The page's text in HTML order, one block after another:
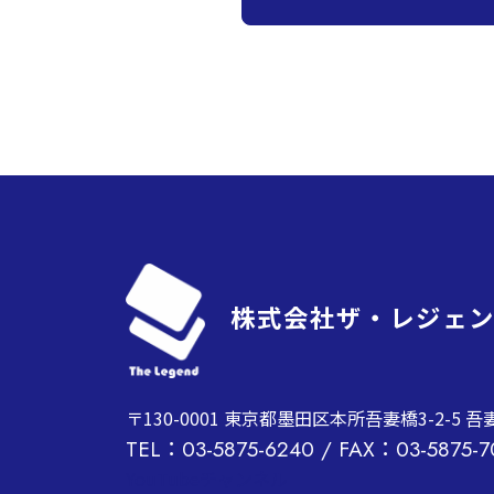
株式会社ザ・レジェ
〒130-0001 東京都墨田区本所吾妻橋3-2-5 吾
TEL：03-5875-6240 / FAX：03-5875-